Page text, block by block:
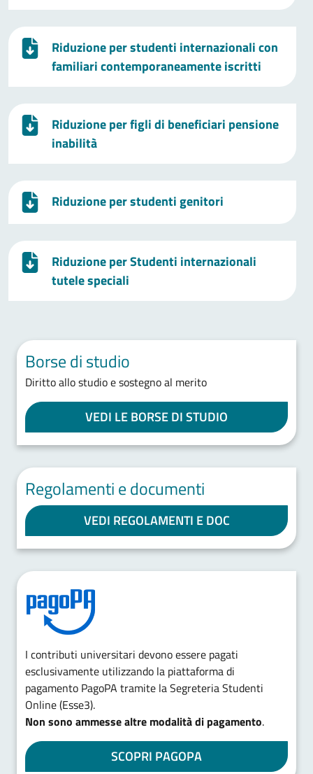
Riduzione per studenti internazionali con
familiari contemporaneamente iscritti
Riduzione per figli di beneficiari pensione
inabilità
Riduzione per studenti genitori
Riduzione per Studenti internazionali
tutele speciali
Borse di studio
Diritto allo studio e sostegno al merito
VEDI LE BORSE DI STUDIO
Regolamenti e documenti
VEDI REGOLAMENTI E DOC
I contributi universitari devono essere pagati
esclusivamente utilizzando la piattaforma di
pagamento PagoPA tramite la Segreteria Studenti
Online (Esse3).
Non sono ammesse altre modalità di pagamento.
SCOPRI PAGOPA